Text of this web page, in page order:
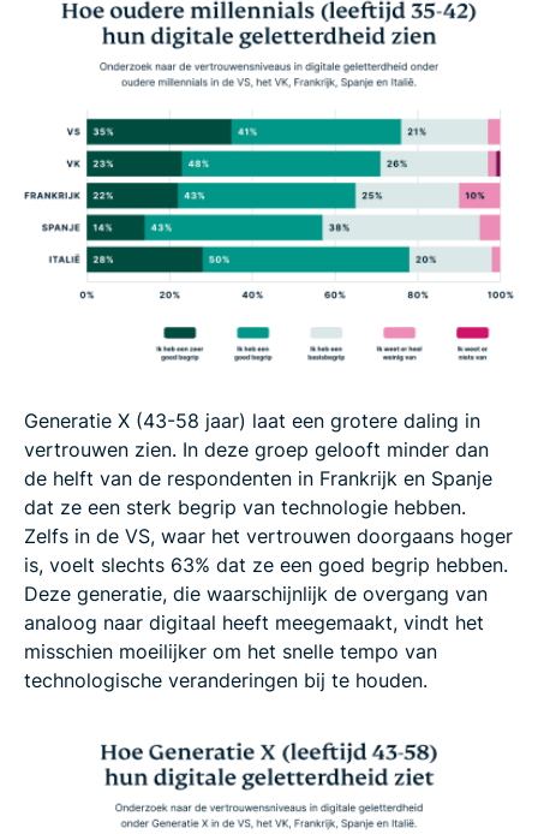
Generatie X (43-58 jaar) laat een grotere daling in
vertrouwen zien. In deze groep gelooft minder dan
de helft van de respondenten in Frankrijk en Spanje
dat ze een sterk begrip van technologie hebben.
Zelfs in de VS, waar het vertrouwen doorgaans hoger
is, voelt slechts 63% dat ze een goed begrip hebben.
Deze generatie, die waarschijnlijk de overgang van
analoog naar digitaal heeft meegemaakt, vindt het
misschien moeilijker om het snelle tempo van
technologische veranderingen bij te houden.